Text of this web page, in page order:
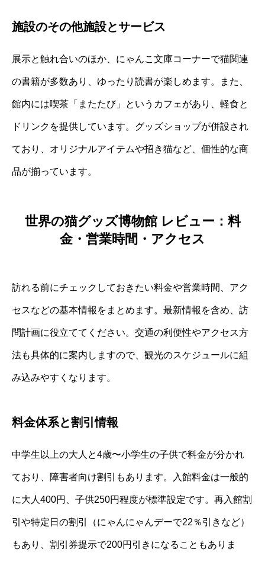
施設のその他施設とサービス
展示と触れ合いのほか、にゃんこ文庫コーナーで猫関連
の書籍が多数あり、ゆったり読書が楽しめます。また、
館内には喫茶「またたび」というカフェがあり、軽食と
ドリンクを提供しています。グッズショップが併設され
ており、オリジナルアイテムや招き猫など、個性的な商
品が揃っています。
世界の猫グッズ博物館 レビュー：料
金・営業時間・アクセス
訪れる前にチェックしておきたい料金や営業時間、アク
セスなどの基本情報をまとめます。最新情報を含め、訪
問計画に役立ててください。交通の利便性やアクセス方
法も具体的に案内しますので、観光のスケジュールに組
み込みやすくなります。
料金体系と割引情報
中学生以上の大人と4歳〜小学生の子供で料金が分かれ
ており、障害者向け割引もあります。入館料金は一般的
に大人400円、子供250円程度が標準設定です。再入館割
引や特定日の割引（にゃんにゃんデーで22％引きなど）
もあり、割引券提示で200円引きになることもありま